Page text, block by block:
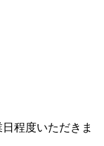
程度いただきま